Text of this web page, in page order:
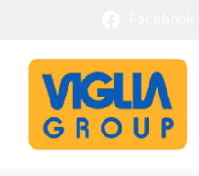
contenuto